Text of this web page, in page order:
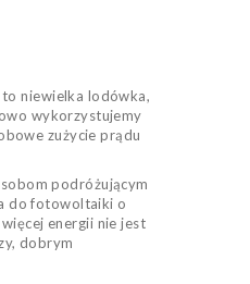
niewielka lodówka,
wykorzystujemy
zużycie prądu
podróżującym
do fotowoltaiki o
energii nie jest
dobrym